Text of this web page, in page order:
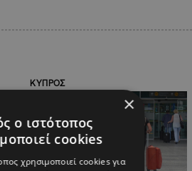
ΚΥΠΡΟΣ
×
ο ιστότοπος
cookies
χρησιμοποιεί cookies για